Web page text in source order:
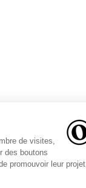
de visites,
des boutons
promouvoir leur projet.